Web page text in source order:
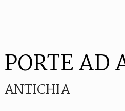
PORTE AD
ANTICHIA